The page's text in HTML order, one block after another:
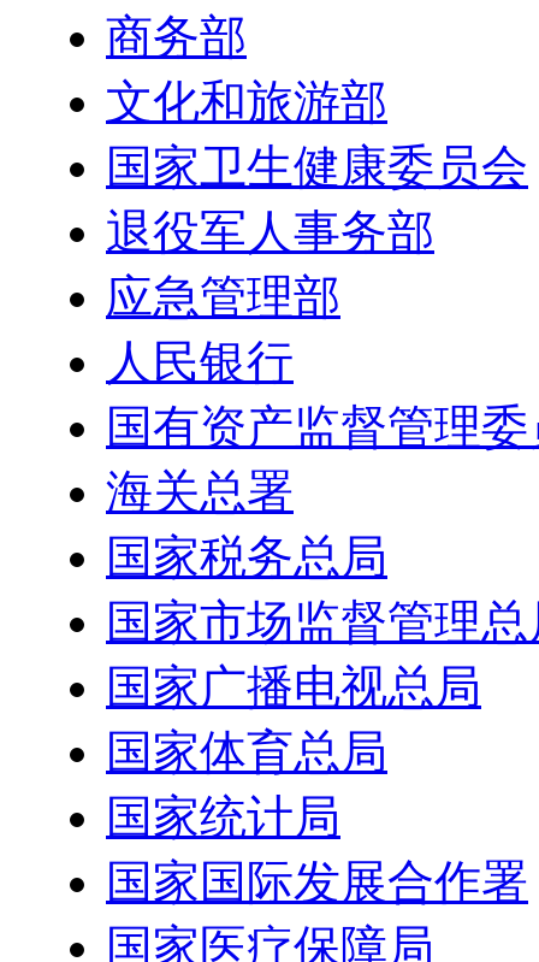
商务部
文化和旅游部
国家卫生健康委员会
退役军人事务部
应急管理部
人民银行
国有资产监督管理
海关总署
国家税务总局
国家市场监督管理
国家广播电视总局
国家体育总局
国家统计局
国家国际发展合作署
国家医疗保障局